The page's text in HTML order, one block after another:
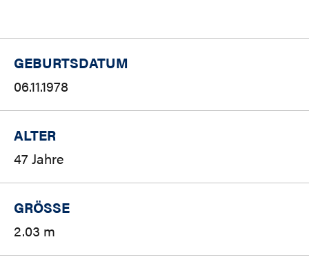
GEBURTSDATUM
06.11.1978
ALTER
47 Jahre
GRÖSSE
2.03 m